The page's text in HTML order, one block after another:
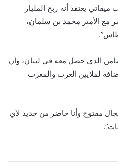
ميقاتي يعتقد أنه ربح المليار
مع الأمير محمد بن سلمان،
الذي حصل معه في لبنان، وأن
لملايين العرب والمغرب
مفتوح وأنا حاضر من جديد لأي